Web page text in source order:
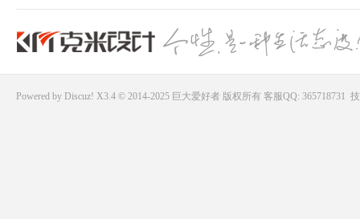
Powered by Discuz! X3.4 © 2014-2025 巨大爱好者版权所有 客服QQ: 365718731